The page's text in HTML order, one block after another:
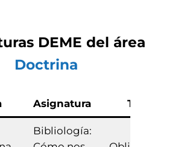
DEME del área
Doctrina
Asignatura Tipo
Bibliología: